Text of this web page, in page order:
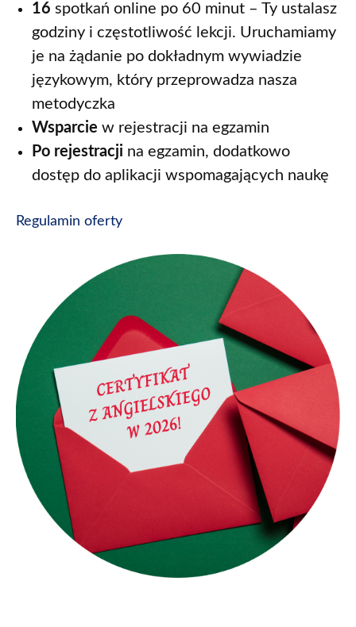
16 spotkań online po 60 minut – Ty ustalasz
godziny i częstotliwość lekcji. Uruchamiamy
je na żądanie po dokładnym wywiadzie
językowym, który przeprowadza nasza
metodyczka
Wsparcie w rejestracji na egzamin
Po rejestracji na egzamin, dodatkowo
dostęp do aplikacji wspomagających naukę
Regulamin oferty